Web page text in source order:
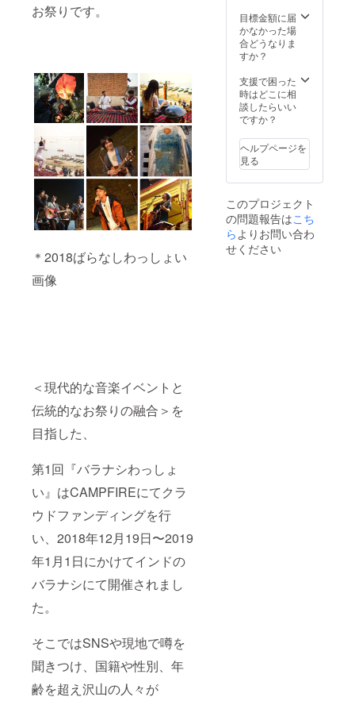
お祭りです。
＊2018ばらなしわっしょい
画像
＜現代的な音楽イベントと
伝統的なお祭りの融合＞を
目指した、
第1回『バラナシわっしょ
い』はCAMPFIREにてクラ
ウドファンディングを行
い、2018年12月19日〜2019
年1月1日にかけてインドの
バラナシにて開催されまし
た。
そこではSNSや現地で噂を
聞きつけ、国籍や性別、年
齢を超え沢山の人々が
このリ
ターン
はデー
タでの
になり
ます。
目標金額に届
かなかった場
合どうなりま
すか？
支援で困った
時はどこに相
談したらいい
ですか？
ヘルプページを
見る
このプロジェクト
の問題報告はこち
らよりお問い合わ
せください